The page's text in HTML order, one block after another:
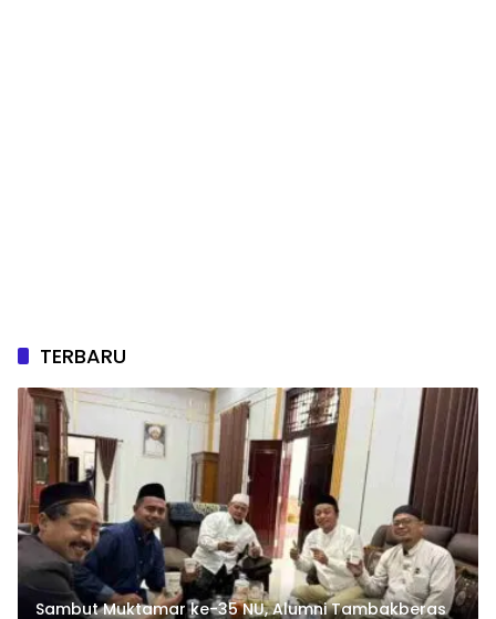
TERBARU
Sambut Muktamar ke-35 NU, Alumni Tambakberas